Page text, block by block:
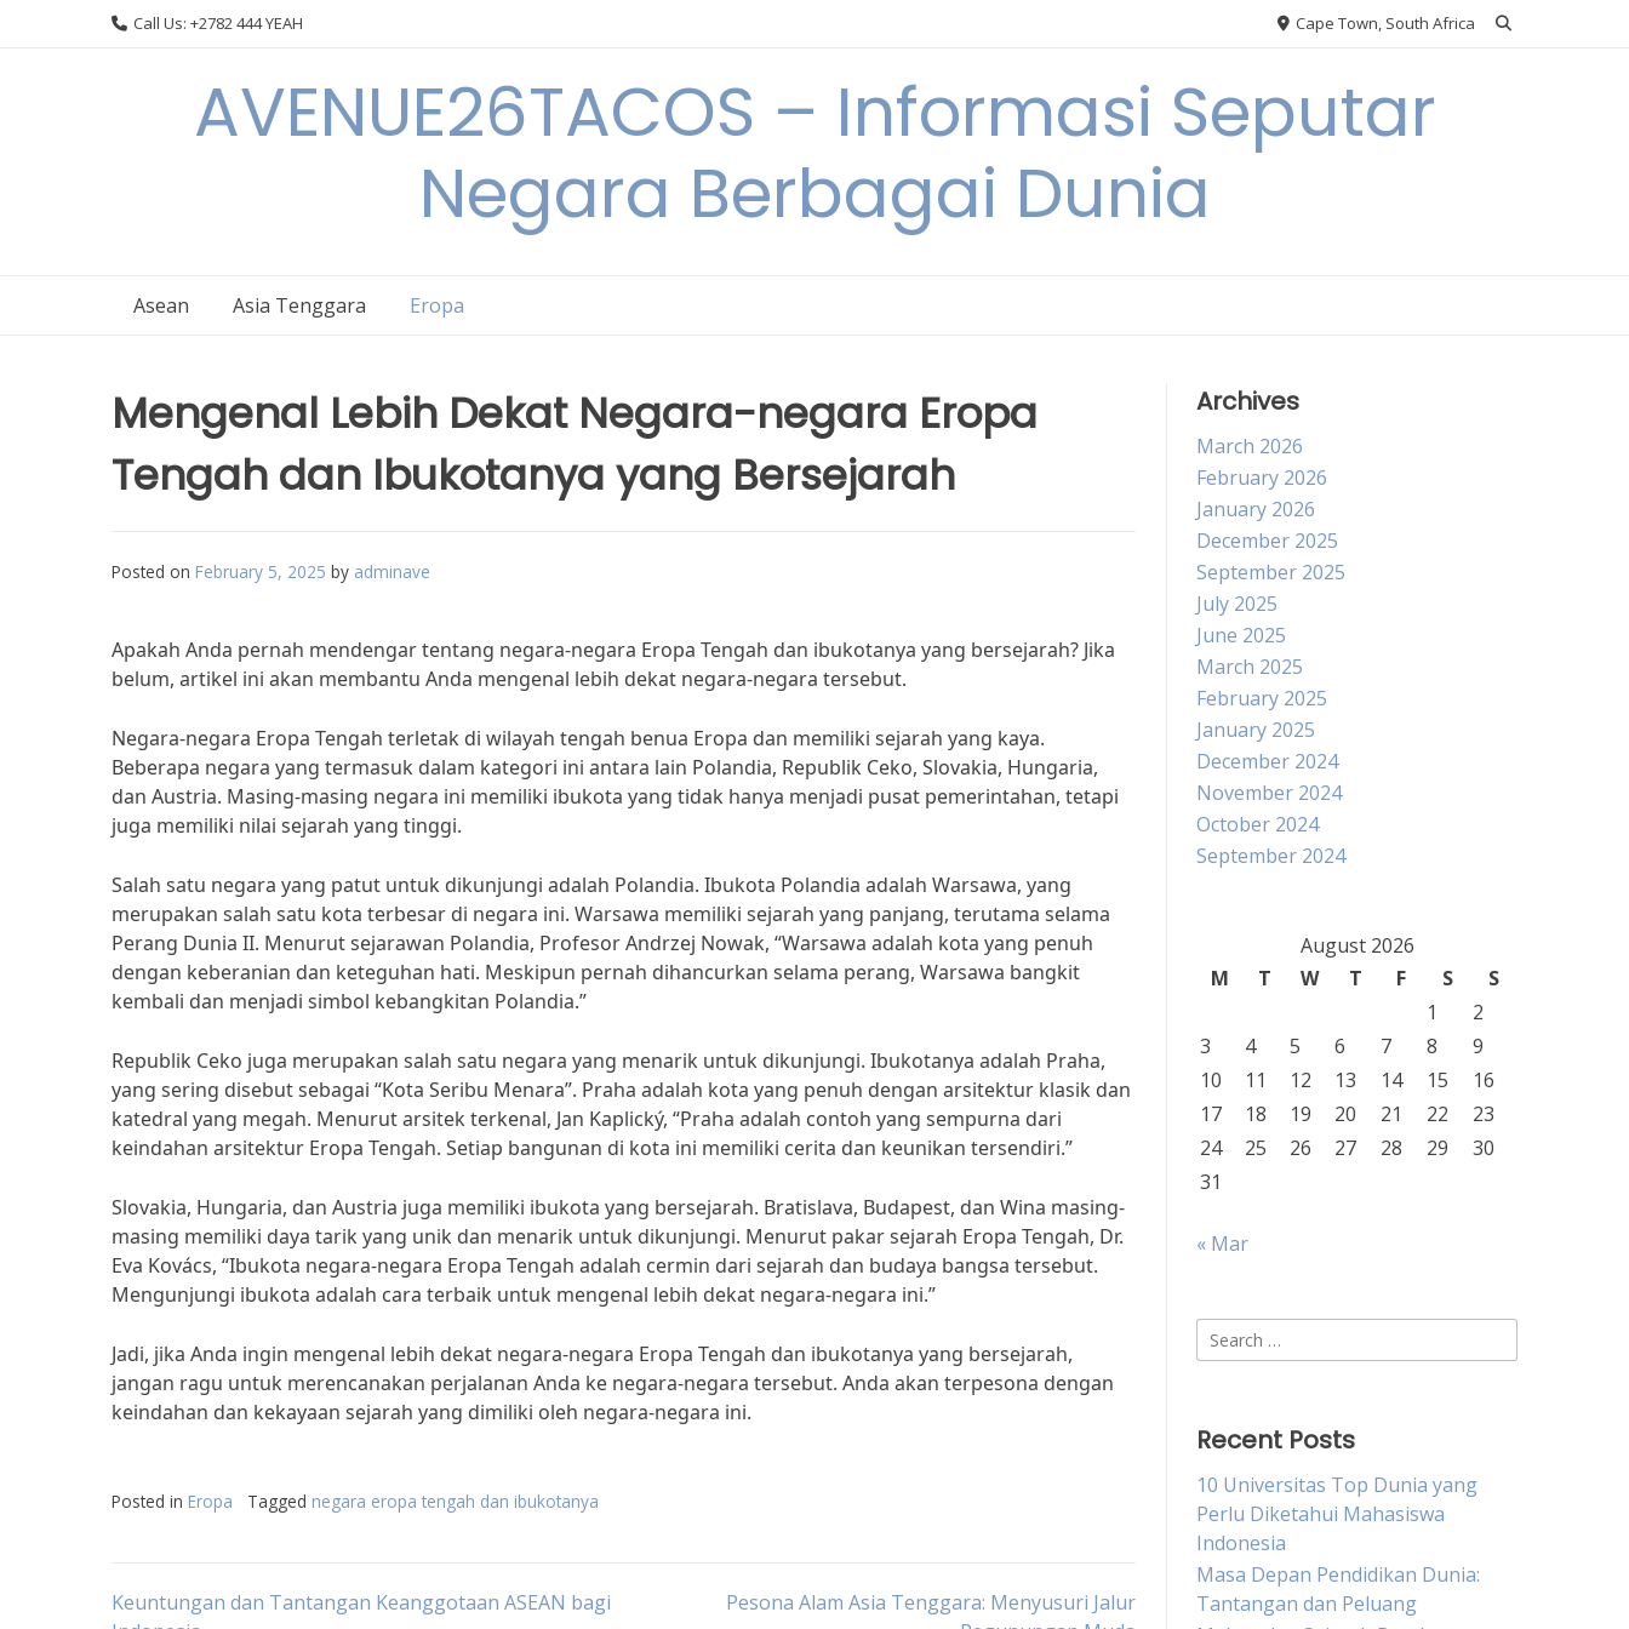
Call Us: +2782 444 YEAH Cape Town, South Africa
AVENUE26TACOS – Informasi Seputar
Negara Berbagai Dunia
Asean Asia Tenggara Eropa
Mengenal Lebih Dekat Negara-negara Eropa
Tengah dan Ibukotanya yang Bersejarah
Posted on February 5, 2025 by adminave
Apakah Anda pernah mendengar tentang negara-negara Eropa Tengah dan ibukotanya yang bersejarah? Jika
belum, artikel ini akan membantu Anda mengenal lebih dekat negara-negara tersebut.
Negara-negara Eropa Tengah terletak di wilayah tengah benua Eropa dan memiliki sejarah yang kaya.
Beberapa negara yang termasuk dalam kategori ini antara lain Polandia, Republik Ceko, Slovakia, Hungaria,
dan Austria. Masing-masing negara ini memiliki ibukota yang tidak hanya menjadi pusat pemerintahan, tetapi
juga memiliki nilai sejarah yang tinggi.
Salah satu negara yang patut untuk dikunjungi adalah Polandia. Ibukota Polandia adalah Warsawa, yang
merupakan salah satu kota terbesar di negara ini. Warsawa memiliki sejarah yang panjang, terutama selama
Perang Dunia II. Menurut sejarawan Polandia, Profesor Andrzej Nowak, “Warsawa adalah kota yang penuh
dengan keberanian dan keteguhan hati. Meskipun pernah dihancurkan selama perang, Warsawa bangkit
kembali dan menjadi simbol kebangkitan Polandia.”
Republik Ceko juga merupakan salah satu negara yang menarik untuk dikunjungi. Ibukotanya adalah Praha,
yang sering disebut sebagai “Kota Seribu Menara”. Praha adalah kota yang penuh dengan arsitektur klasik dan
katedral yang megah. Menurut arsitek terkenal, Jan Kaplický, “Praha adalah contoh yang sempurna dari
keindahan arsitektur Eropa Tengah. Setiap bangunan di kota ini memiliki cerita dan keunikan tersendiri.”
Slovakia, Hungaria, dan Austria juga memiliki ibukota yang bersejarah. Bratislava, Budapest, dan Wina masing-
masing memiliki daya tarik yang unik dan menarik untuk dikunjungi. Menurut pakar sejarah Eropa Tengah, Dr.
Eva Kovács, “Ibukota negara-negara Eropa Tengah adalah cermin dari sejarah dan budaya bangsa tersebut.
Mengunjungi ibukota adalah cara terbaik untuk mengenal lebih dekat negara-negara ini.”
Jadi, jika Anda ingin mengenal lebih dekat negara-negara Eropa Tengah dan ibukotanya yang bersejarah,
jangan ragu untuk merencanakan perjalanan Anda ke negara-negara tersebut. Anda akan terpesona dengan
keindahan dan kekayaan sejarah yang dimiliki oleh negara-negara ini.
Posted in Eropa Tagged negara eropa tengah dan ibukotanya
Post
Keuntungan dan Tantangan Keanggotaan ASEAN bagi
Pesona Alam Asia Tenggara: Menyusuri Jalur
Archives
March 2026
February 2026
January 2026
December 2025
September 2025
July 2025
June 2025
March 2025
February 2025
January 2025
December 2024
November 2024
October 2024
September 2024
August 2026
M
T W T F S
S
1
2
3
4 5 6 7 8
9
10
11 12 13 14 15
16
17
18 19 20 21 22
23
24
25 26 27 28 29
30
31
« Mar
Search
for:
Recent Posts
10 Universitas Top Dunia yang
Perlu Diketahui Mahasiswa
Indonesia
Masa Depan Pendidikan Dunia:
Tantangan dan Peluang